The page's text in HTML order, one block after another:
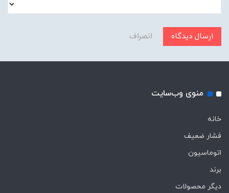
ارسال دیدگاه انصراف
منوی وب‌سایت
خانه
فشار ضعیف
اتوماسیون
برند
دیگر محصولات